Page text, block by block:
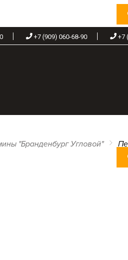
+7 (909) 060-68-90 +7
"Бранденбург Угловой"